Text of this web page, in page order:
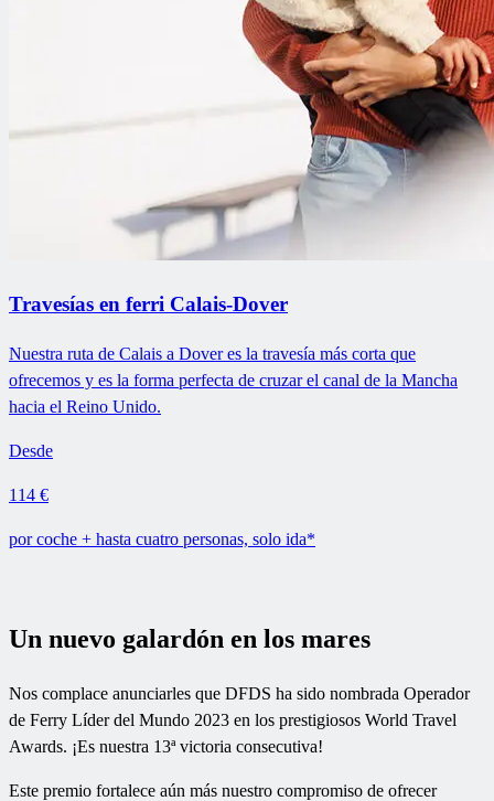
Travesías en ferri Calais-Dover
Nuestra ruta de Calais a Dover es la travesía más corta que
ofrecemos y es la forma perfecta de cruzar el canal de la Mancha
hacia el Reino Unido.
Desde
114 €
por coche + hasta cuatro personas, solo ida*
Un nuevo galardón en los mares
Nos complace anunciarles que DFDS ha sido nombrada Operador
de Ferry Líder del Mundo 2023 en los prestigiosos World Travel
Awards. ¡Es nuestra 13ª victoria consecutiva!
Este premio fortalece aún más nuestro compromiso de ofrecer